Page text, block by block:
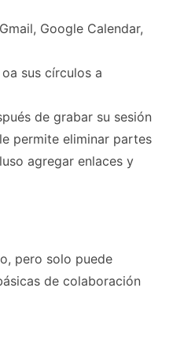
Google Calendar,
sus círculos a
de grabar su sesión
permite eliminar partes
agregar enlaces y
pero solo puede
de colaboración